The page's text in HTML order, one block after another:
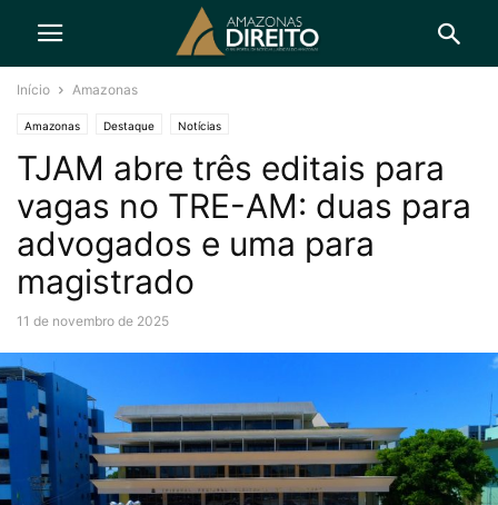
Início Amazonas
Amazonas Destaque Notícias
TJAM abre três editais para
vagas no TRE-AM: duas para
advogados e uma para
magistrado
11 de novembro de 2025